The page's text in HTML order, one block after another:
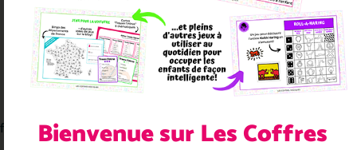
la
validation
de la
commande
!
les 48h
CGVMentions légalesPolitique de confidentialité
Bienvenue sur Les Coffres